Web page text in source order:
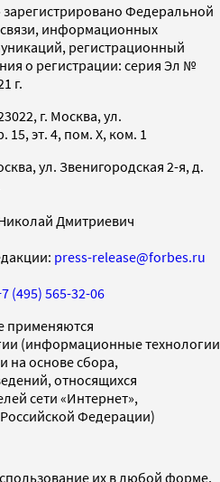
зарегистрировано Федеральной
информационных
регистрационный
о регистрации: серия Эл №
г.
г. Москва, ул.
15, эт. 4, пом. X, ком. 1
ул. Звенигородская 2-я, д.
Дмитриевич
press-release@forbes.ru
(495) 565-32-06
применяются
(информационные технологии
на основе сбора,
относящихся
сети «Интернет»,
Федерации)
их в любой форме,